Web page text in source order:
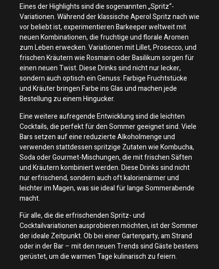
Eines der Highlights sind die sogenannten „Spritz“-
Variationen. Während der klassische Aperol Spritz nach wie
vor beliebt ist, experimentieren Barkeeper weltweit mit
neuen Kombinationen, die fruchtige und florale Aromen
zum Leben erwecken. Variationen mit Lillet, Prosecco, und
frischen Kräutern wie Rosmarin oder Basilikum sorgen für
einen neuen Twist. Diese Drinks sind nicht nur lecker,
sondern auch optisch ein Genuss: Farbige Fruchtstücke
und Kräuter bringen Farbe ins Glas und machen jede
Bestellung zu einem Hingucker.
Eine weitere aufregende Entwicklung sind die leichten
Cocktails, die perfekt für den Sommer geeignet sind. Viele
Bars setzen auf eine reduzierte Alkoholmenge und
verwenden stattdessen spritzige Zutaten wie Kombucha,
Soda oder Gourmet-Mischungen, die mit frischen Säften
und Kräutern kombiniert werden. Diese Drinks sind nicht
nur erfrischend, sondern auch oft kalorienärmer und
leichter im Magen, was sie ideal für lange Sommerabende
macht.
Für alle, die die erfrischenden Spritz- und
Cocktailvariationen ausprobieren möchten, ist der Sommer
der ideale Zeitpunkt. Ob bei einer Gartenparty, am Strand
oder in der Bar – mit den neuen Trends sind Gäste bestens
gerüstet, um die warmen Tage kulinarisch zu feiern.